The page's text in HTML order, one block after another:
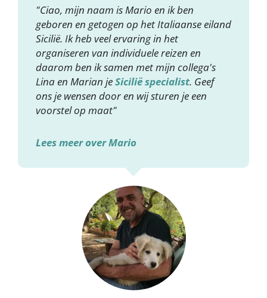
"Ciao, mijn naam is Mario en ik ben
geboren en getogen op het Italiaanse eiland
Sicilië. Ik heb veel ervaring in het
organiseren van individuele reizen en
daarom ben ik samen met mijn collega's
Lina en Marian jeSicilië specialist. Geef
ons je wensen door en wij sturen je een
voorstel op maat"
Lees meer over Mario